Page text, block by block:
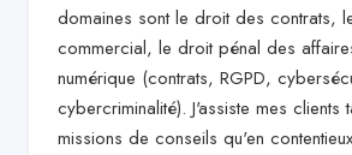
domaines sont le droit des contrats,
commercial, le droit pénal des
numérique (contrats, RGPD,
cybercriminalité). J'assiste mes clients
missions de conseils qu'en